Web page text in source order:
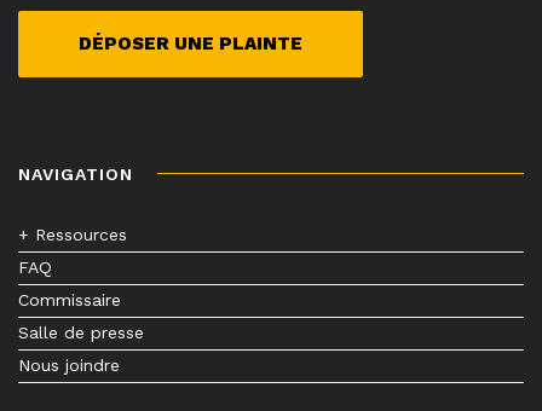
DÉPOSER UNE PLAINTE
NAVIGATION
+ Ressources
FAQ
Commissaire
Salle de presse
Nous joindre